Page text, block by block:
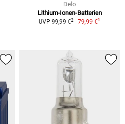
Delo
Lithium-Ionen-Batterien
UVP 99,99 €2 79,99 €1